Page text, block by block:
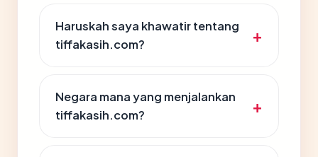
Haruskah saya khawatir tentang
tiffakasih.com?
Negara mana yang menjalankan
tiffakasih.com?